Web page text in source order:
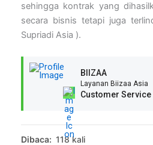
sehingga kontrak yang
secara bisnis tetapi juga
Supriadi Asia ).
BIIZAA
Layanan Biizaa Asia
Customer Service
Dibaca: 118 kali